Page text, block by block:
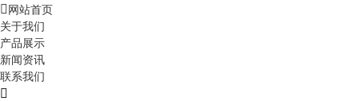
网站首页
关于我们
产品展示
新闻资讯
联系我们
